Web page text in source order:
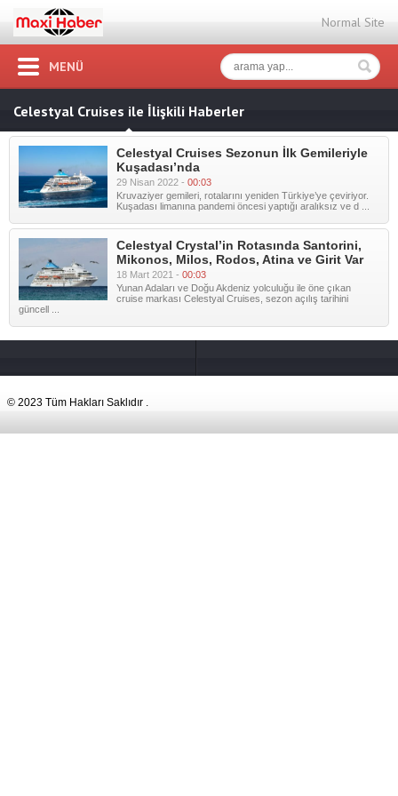
Normal Site
MENÜ
Celestyal Cruises ile İlişkili Haberler
Celestyal Cruises Sezonun İlk Gemileriyle
Kuşadası’nda
29 Nisan 2022 - 00:03
Kruvaziyer gemileri, rotalarını yeniden Türkiye’ye çeviriyor.
Kuşadası limanına pandemi öncesi yaptığı aralıksız ve d ...
Celestyal Crystal’in Rotasında Santorini,
Mikonos, Milos, Rodos, Atina ve Girit Var
18 Mart 2021 - 00:03
Yunan Adaları ve Doğu Akdeniz yolculuğu ile öne çıkan
cruise markası Celestyal Cruises, sezon açılış tarihini
güncell ...
© 2023 Tüm Hakları Saklıdır .